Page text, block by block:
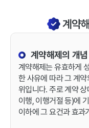
계약
계약해제의 개념
계약해제는 유효하게
한 사유에 따라 그 계
위입니다. 주로 계약
이행, 이행거절 등)에
이하에 그 요건과 효과